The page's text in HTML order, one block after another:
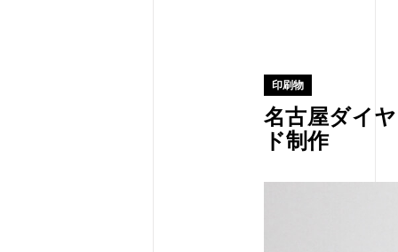
印刷物
名古屋ダイ
ド制作